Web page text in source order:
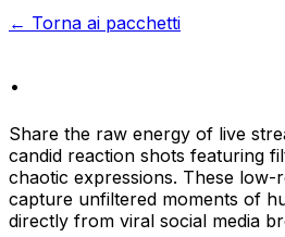
← Torna ai pacchetti
.
Share the raw energy of live
candid reaction shots featuring
chaotic expressions. These low-
capture unfiltered moments of
directly from viral social media